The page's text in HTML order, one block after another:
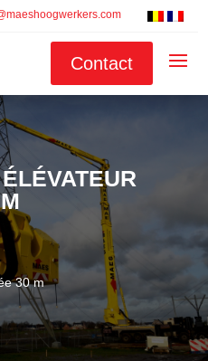
Contact
30 m